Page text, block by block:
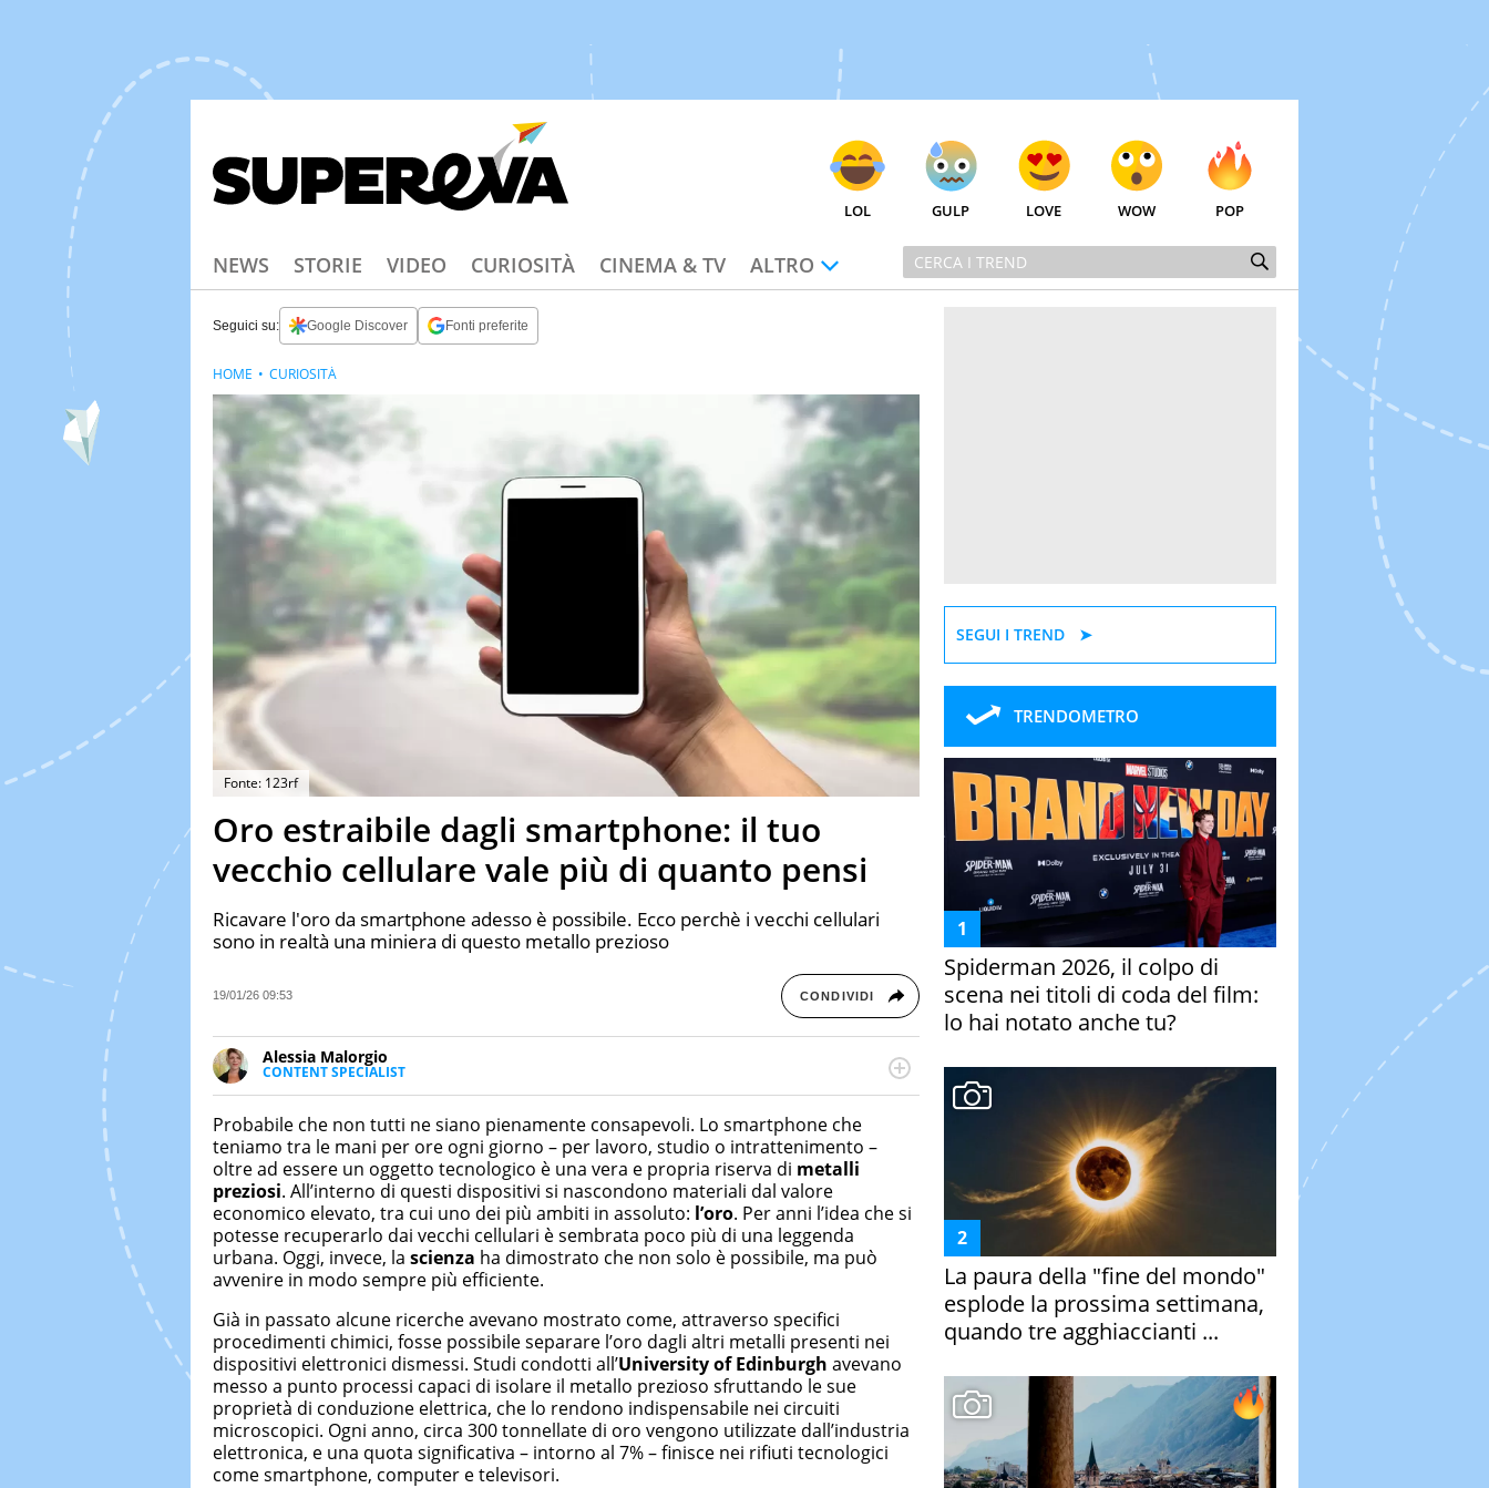
LOL GULP LOVE WOW POP
NEWS STORIE VIDEO CURIOSITÀ CINEMA & TV ALTRO
Seguici su: Google Discover Fonti preferite
Fonte: 123rf
Oro estraibile dagli smartphone: il tuo
vecchio cellulare vale più di quanto pensi
Ricavare l'oro da smartphone adesso è possibile. Ecco perchè i vecchi cellulari
sono in realtà una miniera di questo metallo prezioso
19/01/26 09:53 CONDIVIDI
Alessia Malorgio
CONTENT SPECIALIST
Ha conseguito un Master in Marketing Management e Google Digital Training su
di strategie marketing attraverso canali digitali.
HOME CURIOSITÀ
Probabile che non tutti ne siano pienamente consapevoli. Lo smartphone che
teniamo tra le mani per ore ogni giorno – per lavoro, studio o intrattenimento –
oltre ad essere un oggetto tecnologico è una vera e propria riserva di metalli
preziosi. All’interno di questi dispositivi si nascondono materiali dal valore
economico elevato, tra cui uno dei più ambiti in assoluto: l’oro. Per anni l’idea che si
potesse recuperarlo dai vecchi cellulari è sembrata poco più di una leggenda
urbana. Oggi, invece, la scienza ha dimostrato che non solo è possibile, ma può
avvenire in modo sempre più efficiente.
Già in passato alcune ricerche avevano mostrato come, attraverso specifici
procedimenti chimici, fosse possibile separare l’oro dagli altri metalli presenti nei
dispositivi elettronici dismessi. Studi condotti all’University of Edinburgh avevano
messo a punto processi capaci di isolare il metallo prezioso sfruttando le sue
proprietà di conduzione elettrica, che lo rendono indispensabile nei circuiti
microscopici. Ogni anno, circa 300 tonnellate di oro vengono utilizzate dall’industria
elettronica, e una quota significativa – intorno al 7% – finisce nei rifiuti tecnologici
come smartphone, computer e televisori.
SEGUI I TREND
TRENDOMETRO
Spiderman 2026, il colpo di
scena nei titoli di coda del film:
lo hai notato anche tu?
La paura della "fine del mondo"
esplode la prossima settimana,
quando tre agghiaccianti ...